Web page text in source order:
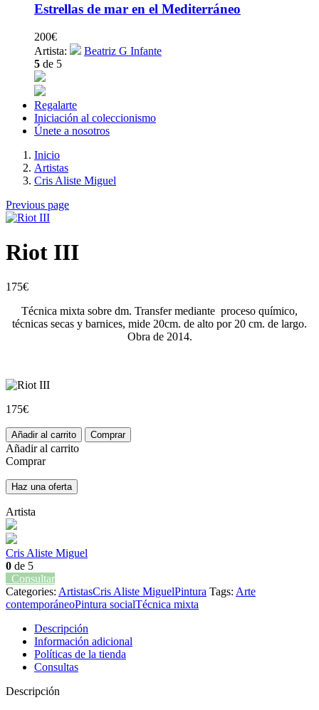
Estrellas de mar en el Mediterráneo
200€
Artista:
Beatriz G Infante
5 de 5
Regalarte
Iniciación al coleccionismo
Únete a nosotros
Inicio
Artistas
Cris Aliste Miguel
Previous page
Riot III
175€
Técnica mixta sobre dm. Transfer mediante proceso químico,
técnicas secas y barnices, mide 20cm. de alto por 20 cm. de largo.
Obra de 2014.
175€
Riot
III
cantidad
Añadir al carrito Comprar
Añadir al carrito
Comprar
Haz una oferta
Artista
Cris Aliste Miguel
0 de 5
Consultar
Categories: ArtistasCris Aliste MiguelPintura Tags: Arte
contemporáneoPintura socialTécnica mixta
Descripción
Información adicional
Políticas de la tienda
Consultas
Descripción